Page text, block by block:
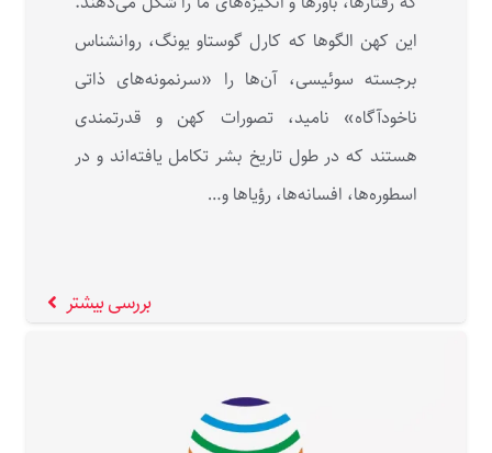
این کهن الگوها که کارل گوستاو یونگ، روانشناس
برجسته سوئیسی، آن‌ها را «سرنمونه‌های ذاتی
ناخودآگاه» نامید، تصورات کهن و قدرتمندی
هستند که در طول تاریخ بشر تکامل یافته‌اند و در
اسطوره‌ها، افسانه‌ها، رؤیاها و…
بررسی بیشتر